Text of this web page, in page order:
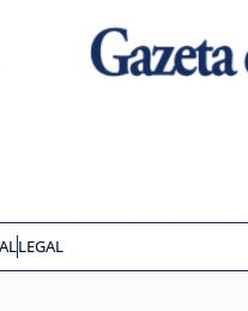
LEGAL